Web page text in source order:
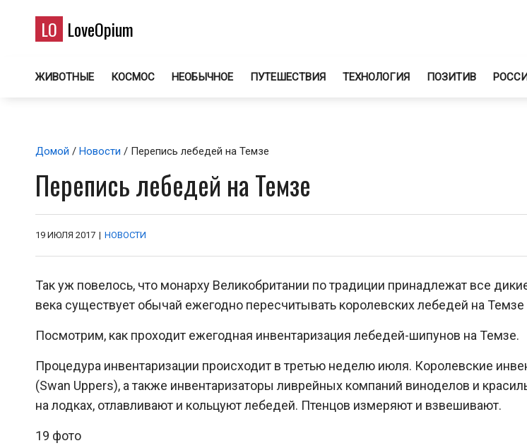
LO LoveOpium
ЖИВОТНЫЕ КОСМОС НЕОБЫЧНОЕ ПУТЕШЕСТВИЯ ТЕХНОЛОГИЯ ПОЗИТИВ
Домой / Новости / Перепись лебедей на Темзе
Перепись лебедей на Темзе
19 ИЮЛЯ 2017 | НОВОСТИ
Так уж повелось, что монарху Великобритании по традиции принадлежат все
века существует обычай ежегодно пересчитывать королевских лебедей на Темзе
Посмотрим, как проходит ежегодная инвентаризация лебедей-шипунов на Темзе.
Процедура инвентаризации происходит в третью неделю июля. Королевские
(Swan Uppers), а также инвентаризаторы ливрейных компаний виноделов и
на лодках, отлавливают и кольцуют лебедей. Птенцов измеряют и взвешивают.
19 фото